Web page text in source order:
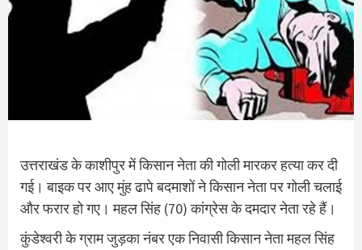
उत्तराखंड के काशीपुर में किसान नेता की गोली मारकर हत्या कर दी
गई। बाइक पर आए मुंह ढापे बदमाशों ने किसान नेता पर गोली चलाई
और फरार हो गए। महल सिंह (70) कांग्रेस के दमदार नेता रहे हैं।
कुंडेश्वरी के ग्राम जुड़का नंबर एक निवासी किसान नेता महल सिंह